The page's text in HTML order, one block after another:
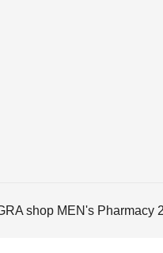
shop MEN's Pharmacy